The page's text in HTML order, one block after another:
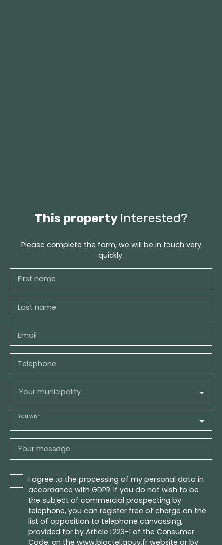
This property Interested?
Please complete the form, we will be in touch very
quickly.
First name
Last name
Email
Telephone
Your municipality
-
You wish
Your message
I agree to the processing of my personal data in
accordance with GDPR. If you do not wish to be
the subject of commercial prospecting by
telephone, you can register free of charge on the
list of opposition to telephone canvassing,
provided for by Article L223-1 of the Consumer
Code, on the www.bloctel.gouv.fr website or by